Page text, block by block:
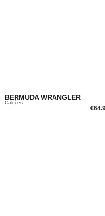
BERMUDA WRANGLER
Calções
€